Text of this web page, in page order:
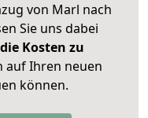
von Marl nach
Sie uns dabei
Kosten zu
auf Ihren neuen
können.